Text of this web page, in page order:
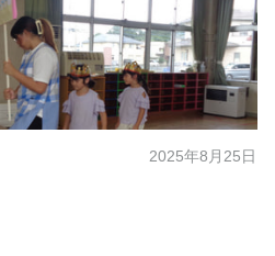
2025年8月25日